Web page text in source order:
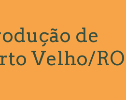
de
Velho/RO